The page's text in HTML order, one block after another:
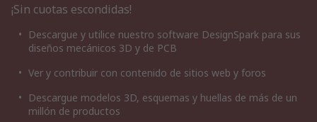
¡Sin cuotas escondidas!
Descargue y utilice nuestro software DesignSpark para sus
diseños mecánicos 3D y de PCB
Ver y contribuir con contenido de sitios web y foros
Descargue modelos 3D, esquemas y huellas de más de un
millón de productos